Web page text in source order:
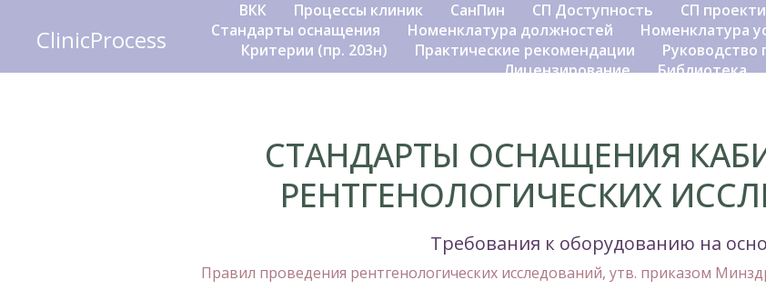
ClinicProcess
ВКК Процессы клиник СанПин СП Доступность СП
Стандарты оснащения
Номенклатура должностей Номенклатура
Критерии (пр. 203н)
Практические рекомендации
Лицензирование
Библиотека
СТАНДАРТЫ ОСНАЩЕНИЯ
РЕНТГЕНОЛОГИЧЕСКИХ
Требования к оборудованию на
Правил проведения рентгенологических исследований, утв. приказом